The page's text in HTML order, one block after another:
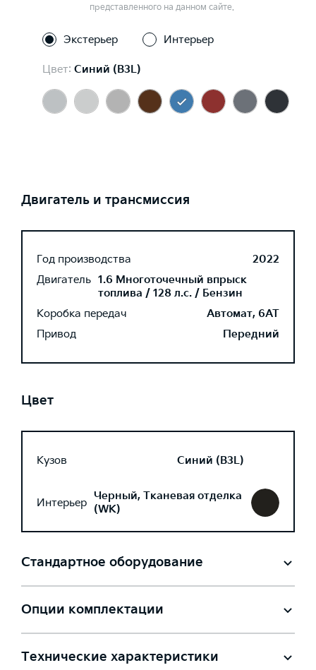
представленного на данном сайте.
Экстерьер Интерьер
Цвет: Синий (B3L)
Двигатель и трансмиссия
Год производства
2022
Двигатель 1.6 Многоточечный впрыск
топлива / 128 л.с. / Бензин
Коробка передач
Автомат, 6AT
Привод
Передний
Цвет
Кузов Синий (B3L)
Интерьер Черный, Тканевая отделка
(WK)
Стандартное оборудование
Опции комплектации
Технические характеристики